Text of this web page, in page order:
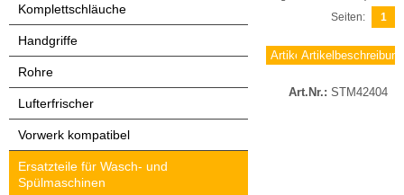
Seiten:
1
Artikelnummer
Artikelbeschreibung
Art.Nr.: STM42404
Komplettschläuche
Handgriffe
Rohre
Lufterfrischer
Vorwerk kompatibel
Ersatzteile für Wasch- und
Spülmaschinen